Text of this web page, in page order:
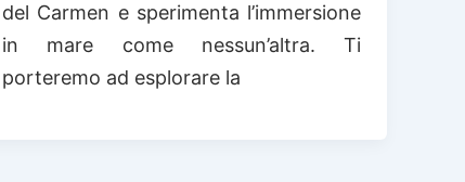
del Carmen e sperimenta l’immersione
in mare come nessun’altra. Ti
porteremo ad esplorare la